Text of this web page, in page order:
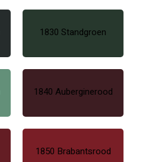
1830 Standgroen
1840 Auberginerood
1850 Brabantsrood